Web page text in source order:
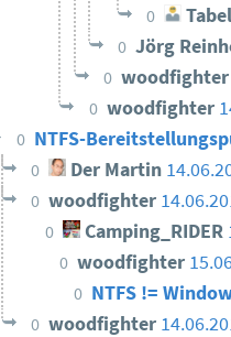
0
0 Jörg
0
0 woodfighter
0 NTFS-
0 Der Martin
0 woodfighter
0 Camping_RIDER
0 woodfighter
0 NTFS !=
0 woodfighter